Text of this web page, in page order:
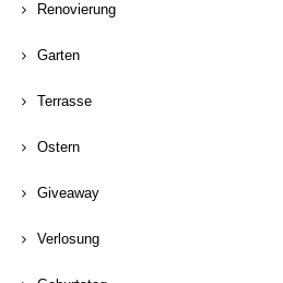
Renovierung
Garten
Terrasse
Ostern
Giveaway
Verlosung